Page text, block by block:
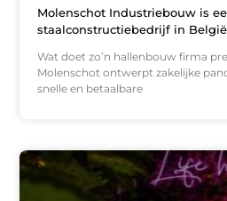
Molenschot Industriebouw is
staalconstructiebedrijf in
Wat doet zo’n hallenbouw firma
Molenschot ontwerpt zakelijke
snelle en betaalbare